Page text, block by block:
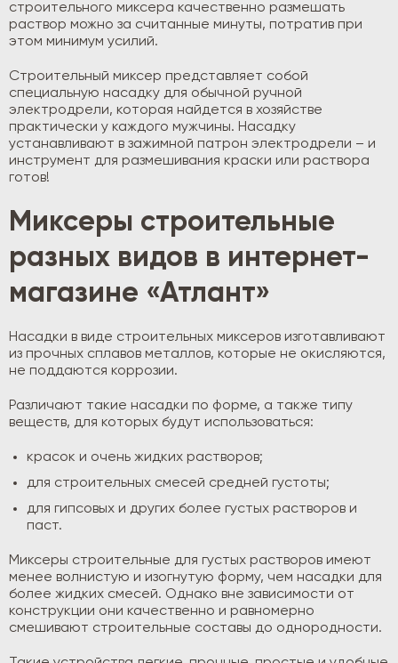
строительного миксера качественно размешать
раствор можно за считанные минуты, потратив при
этом минимум усилий.
Строительный миксер представляет собой
специальную насадку для обычной ручной
электродрели, которая найдется в хозяйстве
практически у каждого мужчины. Насадку
устанавливают в зажимной патрон электродрели – и
инструмент для размешивания краски или раствора
готов!
Миксеры строительные
разных видов в интернет-
магазине «Атлант»
Насадки в виде строительных миксеров изготавливают
из прочных сплавов металлов, которые не окисляются,
не поддаются коррозии.
Различают такие насадки по форме, а также типу
веществ, для которых будут использоваться:
красок и очень жидких растворов;
для строительных смесей средней густоты;
для гипсовых и других более густых растворов и
паст.
Миксеры строительные для густых растворов имеют
менее волнистую и изогнутую форму, чем насадки для
более жидких смесей. Однако вне зависимости от
конструкции они качественно и равномерно
смешивают строительные составы до однородности.